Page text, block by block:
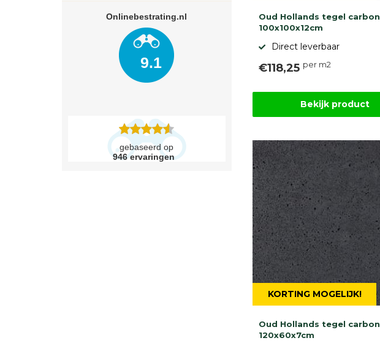
Onlinebestrating.nl
9.1
gebaseerd op
946 ervaringen
Oud Hollands tegel carbon
100x100x12cm
Direct leverbaar
€118,25 per m2
Bekijk product
KORTING MOGELIJK!
Oud Hollands tegel carbon
120x60x7cm